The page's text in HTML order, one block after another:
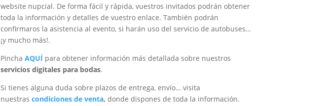
website nupcial. De forma fácil y rápida, vuestros invitados podrán obtener
toda la información y detalles de vuestro enlace. También podrán
confirmaros la asistencia al evento, si harán uso del servicio de autobuses…
¡y mucho más!.
Pincha AQUÍpara obtener información más detallada sobre nuestros
servicios digitales para bodas.
Si tienes alguna duda sobre plazos de entrega, envío… visita
nuestras condiciones de venta, donde dispones de toda la información.